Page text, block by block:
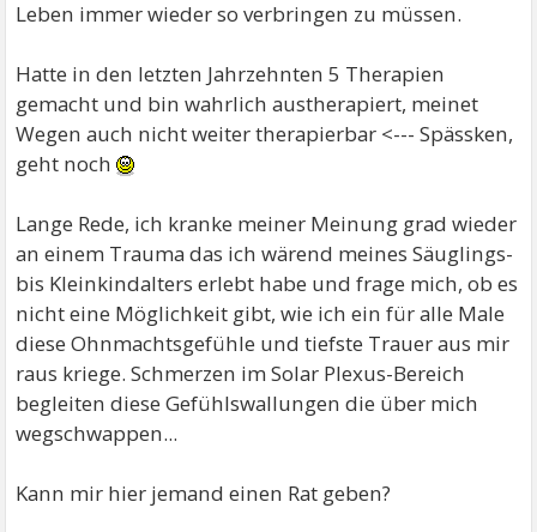
Leben immer wieder so verbringen zu müssen.
Hatte in den letzten Jahrzehnten 5 Therapien
gemacht und bin wahrlich austherapiert, meinet
Wegen auch nicht weiter therapierbar <--- Spässken,
geht noch
Lange Rede, ich kranke meiner Meinung grad wieder
an einem Trauma das ich wärend meines Säuglings-
bis Kleinkindalters erlebt habe und frage mich, ob es
nicht eine Möglichkeit gibt, wie ich ein für alle Male
diese Ohnmachtsgefühle und tiefste Trauer aus mir
raus kriege. Schmerzen im Solar Plexus-Bereich
begleiten diese Gefühlswallungen die über mich
wegschwappen...
Kann mir hier jemand einen Rat geben?